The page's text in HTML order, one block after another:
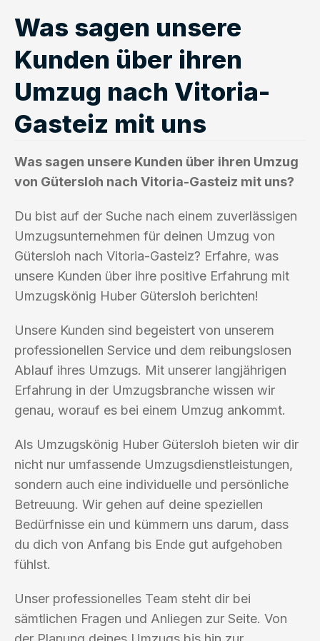
Was sagen unsere
Kunden über ihren
Umzug nach Vitoria-
Gasteiz mit uns
Was sagen unsere Kunden über ihren Umzug
von Gütersloh nach Vitoria-Gasteiz mit uns?
Du bist auf der Suche nach einem zuverlässigen
Umzugsunternehmen für deinen Umzug von
Gütersloh nach Vitoria-Gasteiz? Erfahre, was
unsere Kunden über ihre positive Erfahrung mit
Umzugskönig Huber Gütersloh berichten!
Unsere Kunden sind begeistert von unserem
professionellen Service und dem reibungslosen
Ablauf ihres Umzugs. Mit unserer langjährigen
Erfahrung in der Umzugsbranche wissen wir
genau, worauf es bei einem Umzug ankommt.
Als Umzugskönig Huber Gütersloh bieten wir dir
nicht nur umfassende Umzugsdienstleistungen,
sondern auch eine individuelle und persönliche
Betreuung. Wir gehen auf deine speziellen
Bedürfnisse ein und kümmern uns darum, dass
du dich von Anfang bis Ende gut aufgehoben
fühlst.
Unser professionelles Team steht dir bei
sämtlichen Fragen und Anliegen zur Seite. Von